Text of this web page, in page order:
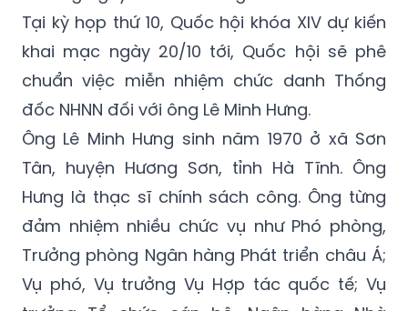
Tại kỳ họp thứ 10, Quốc hội khóa XIV dự kiến
khai mạc ngày 20/10 tới, Quốc hội sẽ phê
chuẩn việc miễn nhiệm chức danh Thống
đốc NHNN đối với ông Lê Minh Hưng.
Ông Lê Minh Hưng sinh năm 1970 ở xã Sơn
Tân, huyện Hương Sơn, tỉnh Hà Tĩnh. Ông
Hưng là thạc sĩ chính sách công. Ông từng
đảm nhiệm nhiều chức vụ như Phó phòng,
Trưởng phòng Ngân hàng Phát triển châu Á;
Vụ phó, Vụ trưởng Vụ Hợp tác quốc tế; Vụ